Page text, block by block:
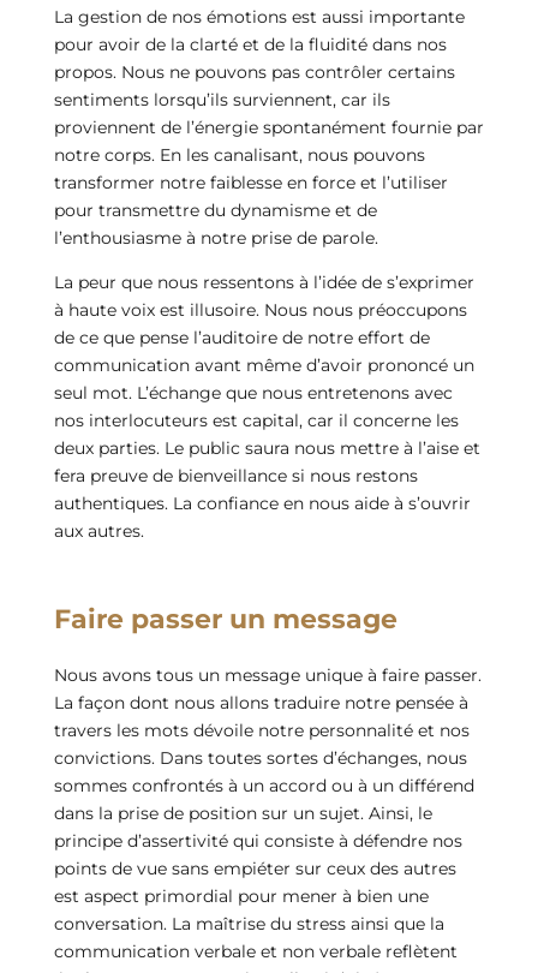
La gestion de nos émotions est aussi importante
pour avoir de la clarté et de la fluidité dans nos
propos. Nous ne pouvons pas contrôler certains
sentiments lorsqu’ils surviennent, car ils
proviennent de l’énergie spontanément fournie par
notre corps. En les canalisant, nous pouvons
transformer notre faiblesse en force et l’utiliser
pour transmettre du dynamisme et de
l’enthousiasme à notre prise de parole.
La peur que nous ressentons à l’idée de s’exprimer
à haute voix est illusoire. Nous nous préoccupons
de ce que pense l’auditoire de notre effort de
communication avant même d’avoir prononcé un
seul mot. L’échange que nous entretenons avec
nos interlocuteurs est capital, car il concerne les
deux parties. Le public saura nous mettre à l’aise et
fera preuve de bienveillance si nous restons
authentiques. La confiance en nous aide à s’ouvrir
aux autres.
Faire passer un message
Nous avons tous un message unique à faire passer.
La façon dont nous allons traduire notre pensée à
travers les mots dévoile notre personnalité et nos
convictions. Dans toutes sortes d’échanges, nous
sommes confrontés à un accord ou à un différend
dans la prise de position sur un sujet. Ainsi, le
principe d’assertivité qui consiste à défendre nos
points de vue sans empiéter sur ceux des autres
est aspect primordial pour mener à bien une
conversation. La maîtrise du stress ainsi que la
communication verbale et non verbale reflètent